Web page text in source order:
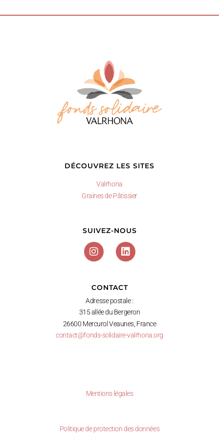
DÉCOUVREZ LES SITES
Valrhona
Graines de Pâtissier
SUIVEZ-NOUS
CONTACT
Adresse postale :
315 allée du Bergeron
26600 Mercurol Veaunes, France
contact@fonds-solidaire-valrhona.org
Mentions légales
Politique de protection des données